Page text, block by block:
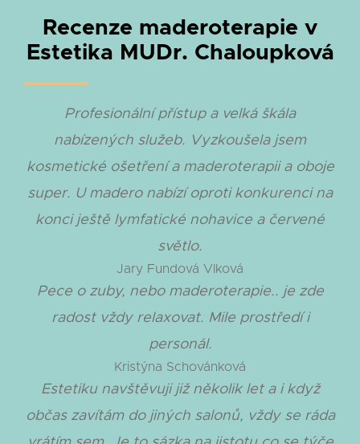
Recenze maderoterapie v
Estetika MUDr. Chaloupková
Profesionální přístup a velká škála
nabízených služeb. Vyzkoušela jsem
kosmetické ošetření a maderoterapii a oboje
super. U madero nabízí oproti konkurenci na
konci ještě lymfatické nohavice a červené
světlo.
Jary Fundová Vlková
Pece o zuby, nebo maderoterapie.. je zde
radost vždy relaxovat. Mile prostředí i
personál.
Kristýna Schovánková
Estetiku navštěvuji již několik let a i když
občas zavítám do jiných salonů, vždy se ráda